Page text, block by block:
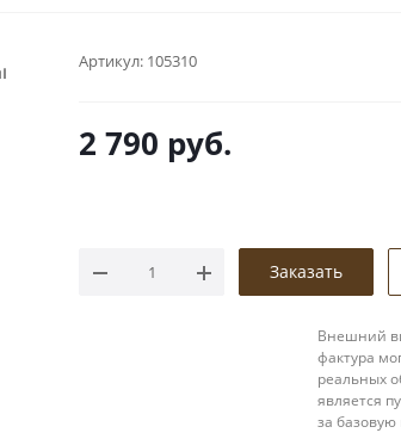
Артикул: 105310
2 790 руб.
Заказать
Внешний
фактура
реальных
является
за